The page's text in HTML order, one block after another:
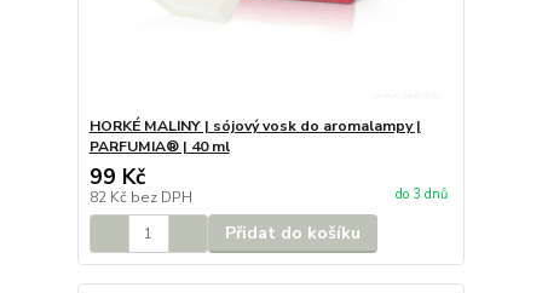
HORKÉ MALINY | sójový vosk do aromalampy |
PARFUMIA® | 40 ml
99 Kč
82 Kč bez DPH do 3 dnů
Přidat do košíku